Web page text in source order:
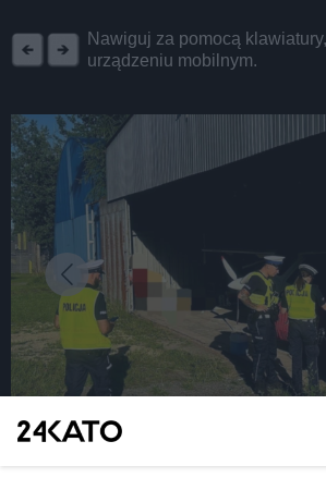
Nawiguj za pomocą
urządzeniu mobilnym.